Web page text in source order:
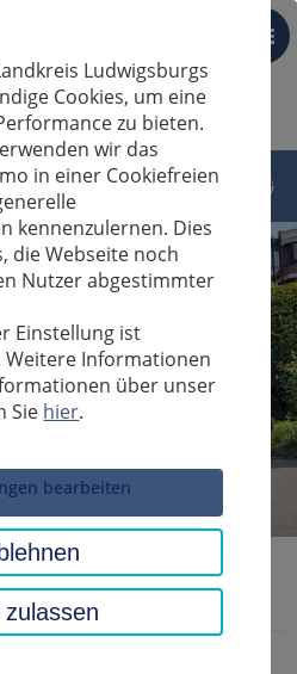
DE
Landkreis
Aktuelles
Ludwigsburgs
Cookies, um eine
zu bieten.
wir das
in einer Cookiefreien
kennenzulernen. Dies
die Webseite noch
Nutzer abgestimmter
Einstellung ist
Weitere Informationen
über unser
Sie hier.
bearbeiten
zulassen